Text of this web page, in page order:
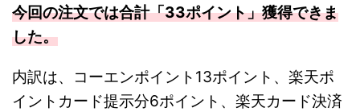
今回の注文では合計「33ポイント」獲得できま
した。
内訳は、コーエンポイント13ポイント、楽天ポ
イントカード提示分6ポイント、楽天カード決済